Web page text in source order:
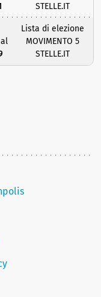
STELLE.IT
al
Lista di elezione
MOVIMENTO 5
STELLE.IT